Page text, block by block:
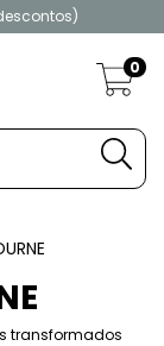
0
transformados